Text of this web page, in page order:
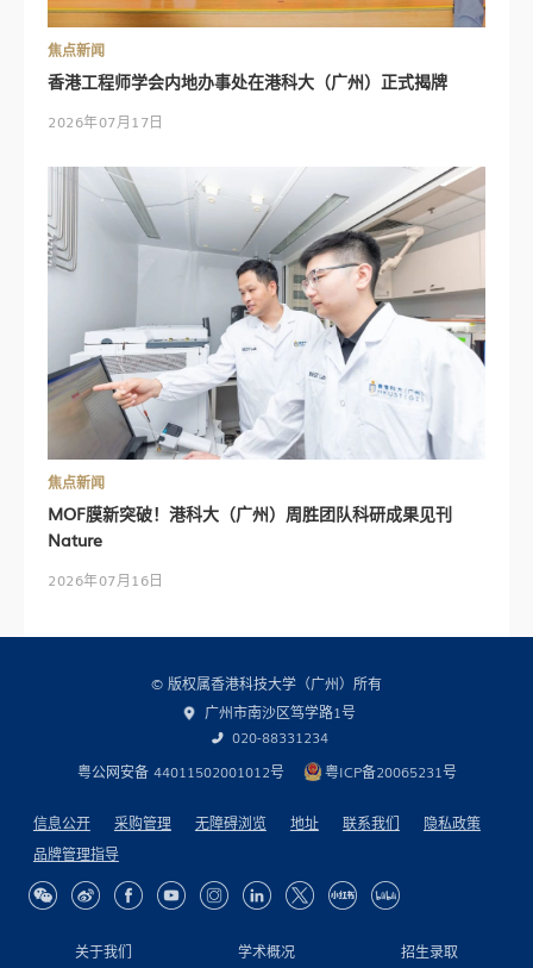
焦点新闻
香港工程师学会内地办事处在港科大（广州）正式揭牌
2026年07月17日
焦点新闻
MOF膜新突破！港科大（广州）周胜团队科研成果见刊
Nature
2026年07月16日
关于我们 学术概况 招生录取
© 版权属香港科技大学（广州）所有
广州市南沙区笃学路1号
020-88331234
粤公网安备 44011502001012号
粤ICP备20065231号
信息公开 采购管理 无障碍浏览 地址 联系我们
隐私政策
品牌管理指导